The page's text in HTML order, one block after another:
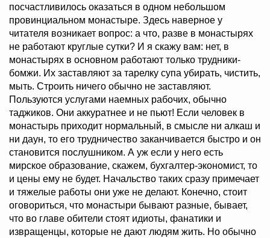
посчастливилось оказаться в одном небольшом
провинциальном монастыре. Здесь наверное у
читателя возникает вопрос: а что, разве в монастырях
не работают круглые сутки? И я скажу вам: нет, в
монастырях в основном работают только трудники-
бомжи. Их заставляют за тарелку супа убирать, чистить,
мыть. Строить ничего обычно не заставляют.
Пользуются услугами наемных рабочих, обычно
таджиков. Они аккуратнее и не пьют! Если человек в
монастырь приходит нормальный, в смысле ни алкаш и
ни даун, то его трудничество заканчивается быстро и он
становится послушником. А уж если у него есть
мирское образование, скажем, бухгалтер-экономист, то
и цены ему не будет. Начальство таких сразу примечает
и тяжелые работы они уже не делают. Конечно, стоит
оговориться, что монастыри бывают разные, бывает,
что во главе обители стоят идиоты, фанатики и
извращенцы, которые не дают людям жить. Но обычно